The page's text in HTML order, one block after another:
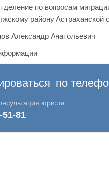
по вопросам
району Астраханской
Александр Анатольевич